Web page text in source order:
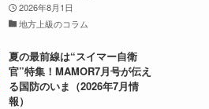
2026年8月1日
地方上級のコラム
夏の最前線は“スイマー自衛
官”特集！MAMOR7月号が伝え
る国防のいま（2026年7月情
報）